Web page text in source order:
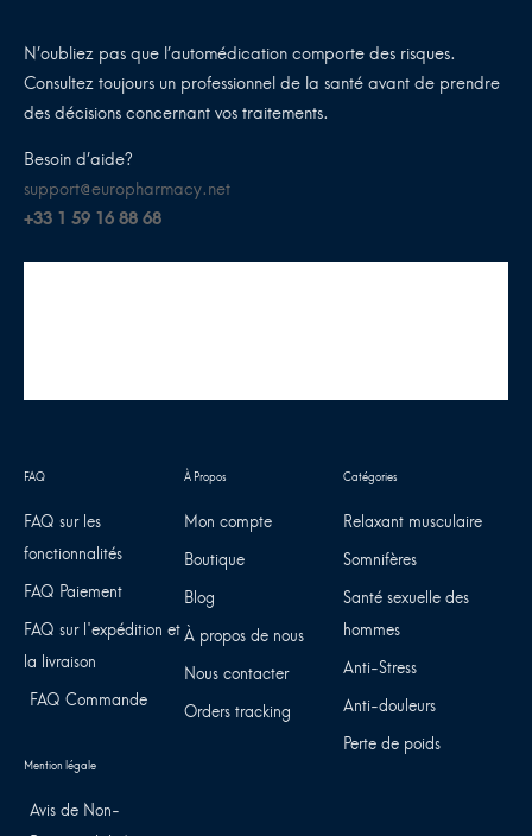
N’oubliez pas que l’automédication comporte des risques.
Consultez toujours un professionnel de la santé avant de prendre
des décisions concernant vos traitements.
Besoin d’aide?
support@europharmacy.net
+33 1 59 16 88 68
FAQ sur les
fonctionnalités
FAQ Paiement
FAQ sur l'expédition et
la livraison
FAQ Commande
Mon compte
Boutique
Blog
À propos de nous
Nous contacter
Orders tracking
Relaxant musculaire
Somnifères
Santé sexuelle des
hommes
Anti-Stress
Anti-douleurs
Perte de poids
Avis de Non-